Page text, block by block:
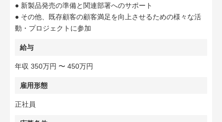
● 新製品発売の準備と関連部署へのサポート
● その他、既存顧客の顧客満足を向上させるための様々な活
動・プロジェクトに参加
給与
年収 350万円 〜 450万円
雇用形態
正社員